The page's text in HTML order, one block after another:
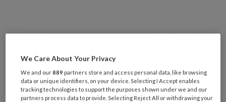
We Care About Your Privacy
We and our889 partners store and access personal data, like browsing
data or unique identifiers, on your device. Selecting I Accept enables
tracking technologies to support the purposes shown under we and our
partners process data to provide. Selecting Reject All or withdrawing your